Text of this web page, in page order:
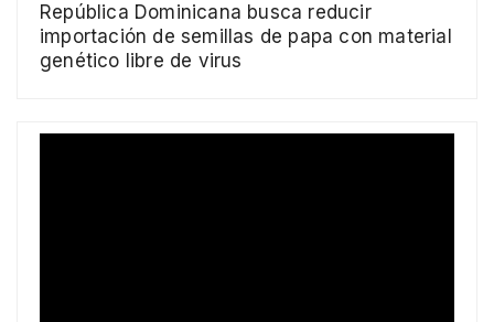
República Dominicana busca reducir
importación de semillas de papa con material
genético libre de virus